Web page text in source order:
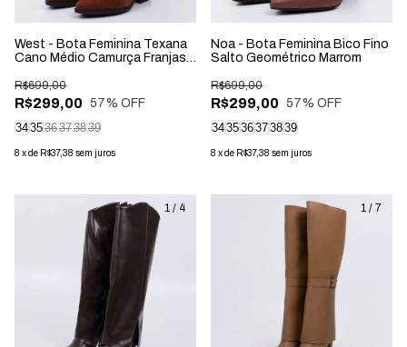
West - Bota Feminina Texana
Cano Médio Camurça Franjas
R$299,00
R$699,00
57% OFF
343536373839
8 xde R$37,38 sem juros
Noa - Bota Feminina Bico Fino
Salto Geométrico Marrom
R$299,00
R$699,00
57% OFF
343536373839
8 xde R$37,38 sem juros
1 / 4 1 / 7